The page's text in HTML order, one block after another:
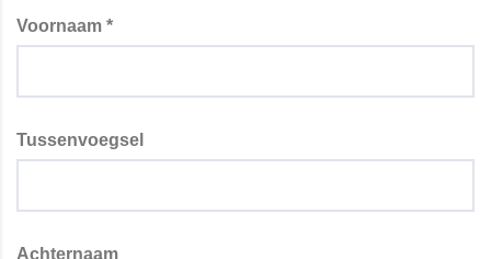
Voornaam *
Tussenvoegsel
Achternaam